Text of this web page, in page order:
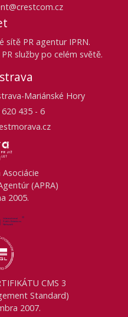
sítě PR agentur IPRN.
služby po celém světě.
Mariánské Hory
435 - 6
(APRA)
2005.
CMS 3
Standard)
2007.